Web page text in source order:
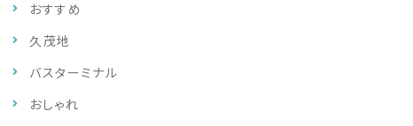
おすすめ
久茂地
バスターミナル
おしゃれ